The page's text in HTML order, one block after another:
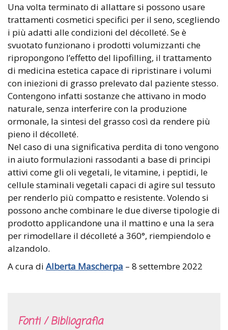
Una volta terminato di allattare si possono usare
trattamenti cosmetici specifici per il seno, scegliendo
i più adatti alle condizioni del décolleté. Se è
svuotato funzionano i prodotti volumizzanti che
ripropongono l’effetto del lipofilling, il trattamento
di medicina estetica capace di ripristinare i volumi
con iniezioni di grasso prelevato dal paziente stesso.
Contengono infatti sostanze che attivano in modo
naturale, senza interferire con la produzione
ormonale, la sintesi del grasso così da rendere più
pieno il décolleté.
Nel caso di una significativa perdita di tono vengono
in aiuto formulazioni rassodanti a base di principi
attivi come gli oli vegetali, le vitamine, i peptidi, le
cellule staminali vegetali capaci di agire sul tessuto
per renderlo più compatto e resistente. Volendo si
possono anche combinare le due diverse tipologie di
prodotto applicandone una il mattino e una la sera
per rimodellare il décolleté a 360°, riempiendolo e
alzandolo.
A cura di Alberta Mascherpa – 8 settembre 2022
Fonti / Bibliografia